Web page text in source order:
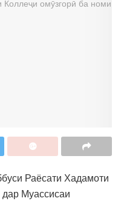
Раёсати Хадамоти
Муассисаи